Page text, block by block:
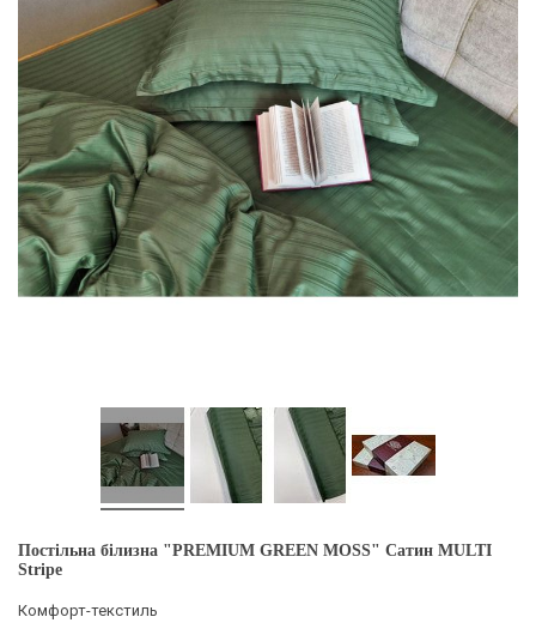
Постільна білизна "PREMIUM GREEN MOSS" Сатин MULTI
Stripe
Комфорт-текстиль